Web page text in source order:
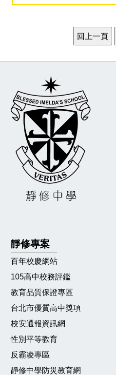
靜修專案
百年校慶網站
105高中校務評鑑
教育品質保證專區
台北市優質高中獎項
校安通報資訊網
性別平等教育
反霸凌專區
靜修中學防災教育網